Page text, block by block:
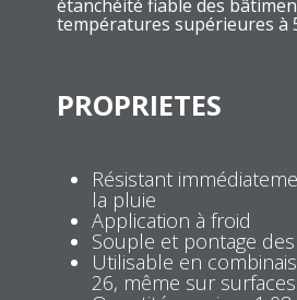
étanchéité fiable des
températures supérieures à
PROPRIETES
Résistant
la pluie
Application à froid
Souple et pontage
Utilisable en
26, même sur